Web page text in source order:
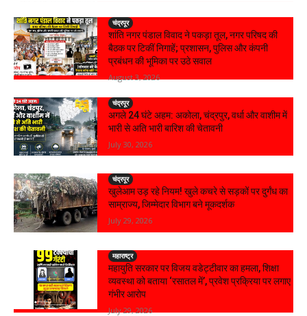
चंद्रपूर
शांति नगर पंडाल विवाद ने पकड़ा तूल, नगर परिषद की
बैठक पर टिकीं निगाहें; प्रशासन, पुलिस और कंपनी
प्रबंधन की भूमिका पर उठे सवाल
August 3, 2026
चंद्रपूर
अगले 24 घंटे अहम: अकोला, चंद्रपुर, वर्धा और वाशीम में
भारी से अति भारी बारिश की चेतावनी
July 30, 2026
चंद्रपूर
खुलेआम उड़ रहे नियम! खुले कचरे से सड़कों पर दुर्गंध का
साम्राज्य, जिम्मेदार विभाग बने मूकदर्शक
July 29, 2026
महाराष्ट्र
महायुति सरकार पर विजय वडेट्टीवार का हमला, शिक्षा
व्यवस्था को बताया ‘रसातल में’, प्रवेश प्रक्रिया पर लगाए
गंभीर आरोप
July 29, 2026